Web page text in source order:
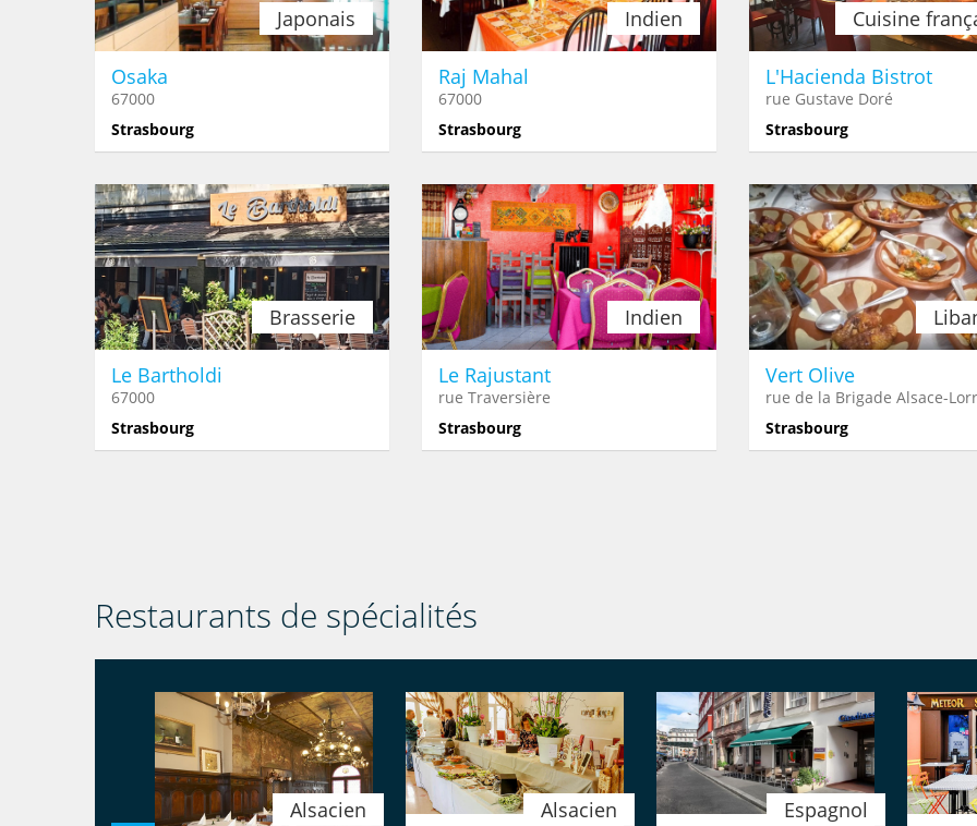
Japonais
Osaka
67000
Strasbourg
Indien
Raj Mahal
67000
Strasbourg
Cuisine
L'Hacienda Bistrot
rue Gustave Doré
Strasbourg
Brasserie
Le Bartholdi
67000
Strasbourg
Indien
Le Rajustant
rue Traversière
Strasbourg
Vert Olive
rue de la Brigade Alsace-
Strasbourg
Restaurants de spécialités
Alsacien
Alsacien
Espagnol